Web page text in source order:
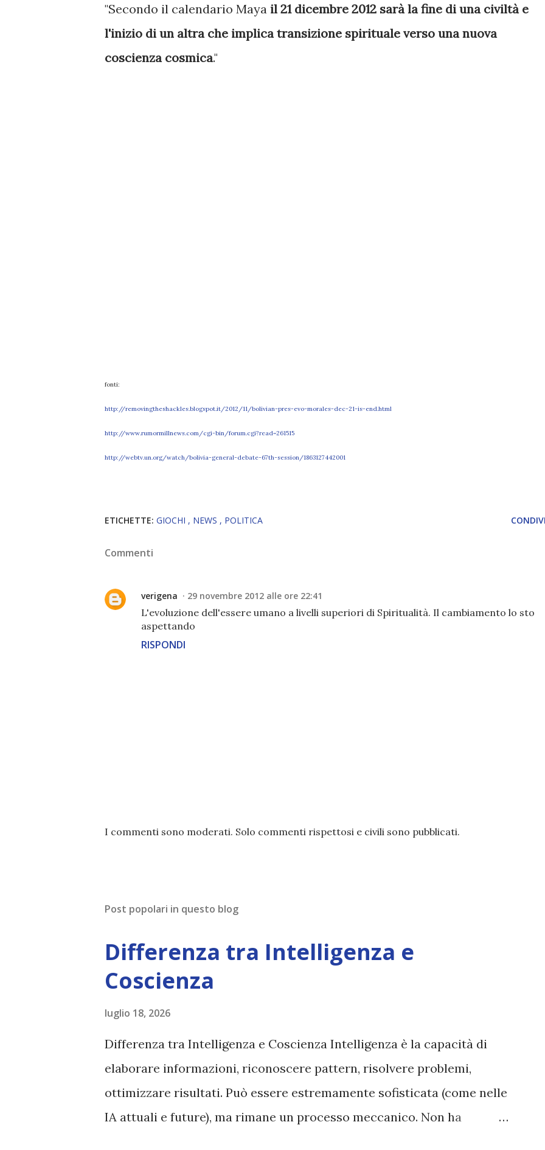
"Secondo il calendario Maya il 21 dicembre 2012 sarà la fine di una civiltà e
l'inizio di un altra che implica transizione spirituale verso una nuova
coscienza cosmica."
fonti:
http://removingtheshackles.blogspot.it/2012/11/bolivian-pres-evo-morales-dec-21-is-end.html
http://www.rumormillnews.com/cgi-bin/forum.cgi?read=261515
http://webtv.un.org/watch/bolivia-general-debate-67th-session/1863127442001
ETICHETTE: GIOCHI NEWS POLITICA
Commenti
verigena 29 novembre 2012 alle ore 22:41
L'evoluzione dell'essere umano a livelli superiori di Spiritualità. Il cambiamento lo sto
aspettando
RISPONDI
P
n
e
n
o
I commenti sono moderati. Solo commenti rispettosi e civili sono pubblicati.
Post popolari in questo blog
Differenza tra Intelligenza e
Coscienza
luglio 18, 2026
Differenza tra Intelligenza e Coscienza Intelligenza è la capacità di
elaborare informazioni, riconoscere pattern, risolvere problemi,
ottimizzare risultati. Può essere estremamente sofisticata (come nelle
IA attuali e future), ma rimane un processo meccanico. Non ha